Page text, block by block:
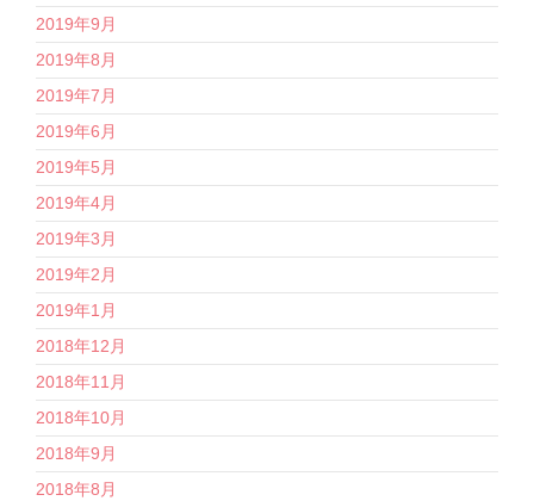
2019年9月
2019年8月
2019年7月
2019年6月
2019年5月
2019年4月
2019年3月
2019年2月
2019年1月
2018年12月
2018年11月
2018年10月
2018年9月
2018年8月